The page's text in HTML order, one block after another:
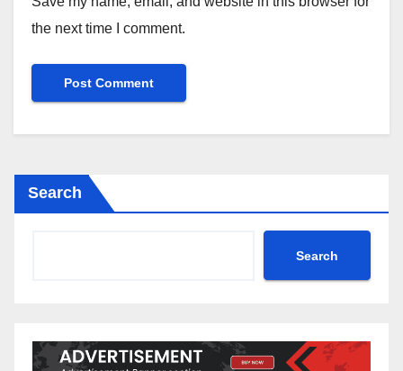
the next time I comment.
Search
Search